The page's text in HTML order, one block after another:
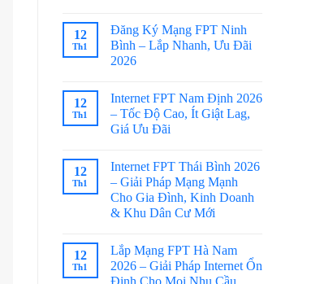
12
Th1
Đăng Ký Mạng FPT Ninh
Bình – Lắp Nhanh, Ưu Đãi
2026
12
Th1
Internet FPT Nam Định 2026
– Tốc Độ Cao, Ít Giật Lag,
Giá Ưu Đãi
12
Th1
Internet FPT Thái Bình 2026
– Giải Pháp Mạng Mạnh
Cho Gia Đình, Kinh Doanh
& Khu Dân Cư Mới
12
Th1
Lắp Mạng FPT Hà Nam
2026 – Giải Pháp Internet Ổn
Định Cho Mọi Nhu Cầu